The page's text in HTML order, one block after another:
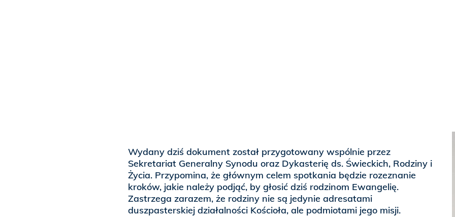
Wydany dziś dokument został przygotowany wspólnie przez
Sekretariat Generalny Synodu oraz Dykasterię ds. Świeckich, Rodziny i
Życia. Przypomina, że głównym celem spotkania będzie rozeznanie
kroków, jakie należy podjąć, by głosić dziś rodzinom Ewangelię.
Zastrzega zarazem, że rodziny nie są jedynie adresatami
duszpasterskiej działalności Kościoła, ale podmiotami jego misji.